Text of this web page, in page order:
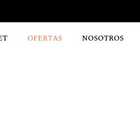
OFERTAS NOSOTROS